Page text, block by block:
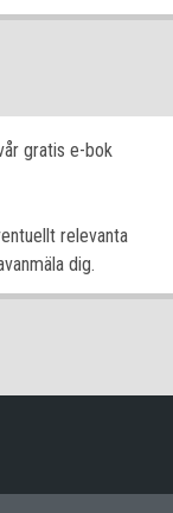
gratis e-bok
relevanta
dig.